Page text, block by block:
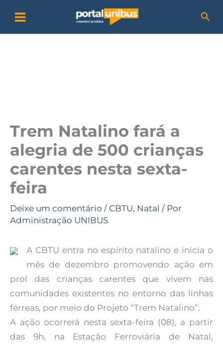
para
o
Trem Natalino fará a
alegria de 500 crianças
carentes nesta sexta-
feira
Deixe um comentário / CBTU, Natal / Por
Administração UNIBUS
A CBTU entra no espírito natalino e inicia o
mês de dezembro promovendo ação em
prol das crianças carentes que vivem nas
comunidades existentes no entorno das linhas
férreas, por meio do Projeto “Trem Natalino”.
A ação ocorrerá nesta sexta-feira (08), a partir
das 9h, na Estação Ferroviária de Natal,
a